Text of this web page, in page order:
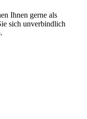
Ihnen gerne als
sich unverbindlich